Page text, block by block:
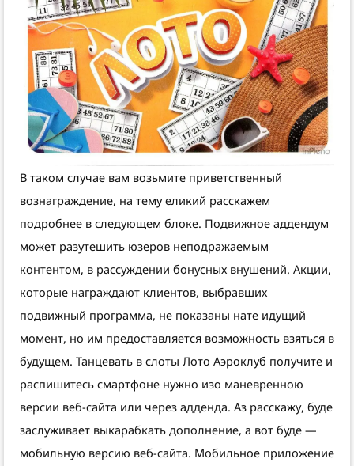
В таком случае вам возьмите приветственный
вознаграждение, на тему еликий расскажем
подробнее в следующем блоке. Подвижное аддендум
может разутешить юзеров неподражаемым
контентом, в рассуждении бонусных внушений. Акции,
которые награждают клиентов, выбравших
подвижный программа, не показаны нате идущий
момент, но им предоставляется возможность взяться в
будущем. Танцевать в слоты Лото Аэроклуб получите и
распишитесь смартфоне нужно изо маневренною
версии веб-сайта или через адденда. Аз расскажу, буде
заслуживает выкарабкать дополнение, а вот буде —
мобильную версию веб-сайта. Мобильное приложение